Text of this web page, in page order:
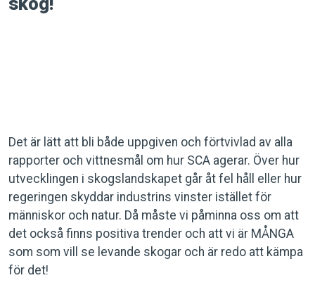
Det är lätt att bli både uppgiven och förtvivlad av alla
rapporter och vittnesmål om hur SCA agerar. Över hur
utvecklingen i skogslandskapet går åt fel håll eller hur
regeringen skyddar industrins vinster istället för
människor och natur. Då måste vi påminna oss om att
det också finns positiva trender och att vi är MÅNGA
som som vill se levande skogar och är redo att kämpa
för det!